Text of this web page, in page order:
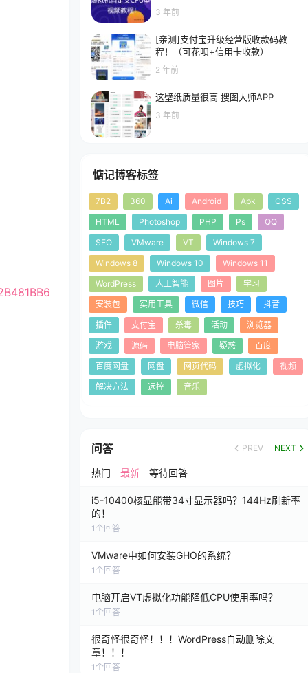
3 年前
[亲测]支付宝升级经营版收款码教
程！（可花呗+信用卡收款）
2 年前
这壁纸质量很高 搜图大师APP
3 年前
惦记博客标签
7B2 360 Ai Android Apk
CSS
HTML
Photoshop PHP Ps
QQ
SEO
VMware VT
Windows 7
Windows 8
Windows 10
Windows 11
WordPress
人工智能 图片
学习
安装包
实用工具 微信 技巧
抖音
插件
支付宝 杀毒 活动
浏览器
游戏
源码 电脑管家 疑惑
百度
百度网盘
网盘 网页代码 虚拟化
视频
解决方法
远控 音乐
问答 PREV NEXT
热门 最新 等待回答
i5-10400核显能带34寸显示器吗？144Hz刷新率
的！
1 个回答
VMware中如何安装GHO的系统？
1 个回答
电脑开启VT虚拟化功能降低CPU使用率吗？
1 个回答
很奇怪很奇怪！！！WordPress自动删除文
章！！！
1 个回答